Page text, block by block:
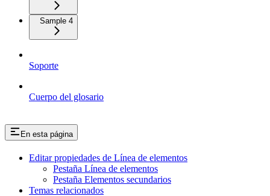
Sample 4
Soporte
Cuerpo del glosario
En esta página
Editar propiedades de Línea de elementos
Pestaña Línea de elementos
Pestaña Elementos secundarios
Temas relacionados